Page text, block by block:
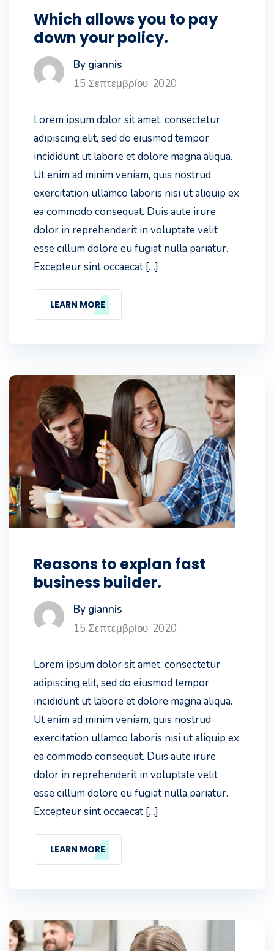
Which allows you to pay
down your policy.
By giannis
15 Σεπτεμβρίου, 2020
Lorem ipsum dolor sit amet, consectetur
adipiscing elit, sed do eiusmod tempor
incididunt ut labore et dolore magna aliqua.
Ut enim ad minim veniam, quis nostrud
exercitation ullamco laboris nisi ut aliquip ex
ea commodo consequat. Duis aute irure
dolor in reprehenderit in voluptate velit
esse cillum dolore eu fugiat nulla pariatur.
Excepteur sint occaecat […]
LEARN MORE
Reasons to explan fast
business builder.
By giannis
15 Σεπτεμβρίου, 2020
Lorem ipsum dolor sit amet, consectetur
adipiscing elit, sed do eiusmod tempor
incididunt ut labore et dolore magna aliqua.
Ut enim ad minim veniam, quis nostrud
exercitation ullamco laboris nisi ut aliquip ex
ea commodo consequat. Duis aute irure
dolor in reprehenderit in voluptate velit
esse cillum dolore eu fugiat nulla pariatur.
Excepteur sint occaecat […]
LEARN MORE